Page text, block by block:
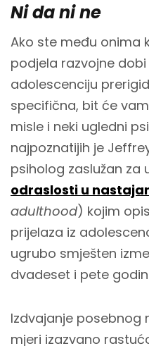
Ni da ni ne
Ako ste među onima
podjela razvojne
adolescenciju
specifična, bit će
misle i neki ugledni
najpoznatijih je
psiholog zaslužan za
odraslosti u
adulthood) kojim
prijelaza iz
ugrubo smješten
dvadeset i pete
Izdvajanje posebnog
mjeri izazvano